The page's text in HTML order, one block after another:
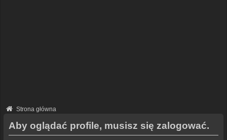
Strona główna
Aby oglądać profile, musisz się zalogować.